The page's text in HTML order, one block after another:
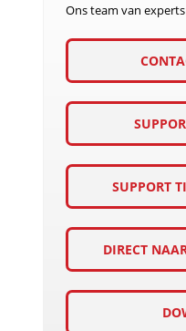
Ons team van
SUPPORT
DIRECT